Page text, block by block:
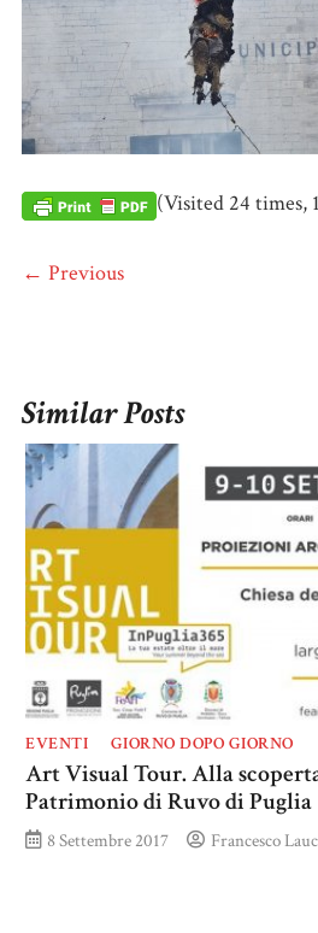
(Visited 24 times,
← Previous
Similar Posts
EVENTI GIORNO DOPO GIORNO
Art Visual Tour. Alla
Patrimonio di Ruvo di Puglia
8 Settembre 2017 Francesco